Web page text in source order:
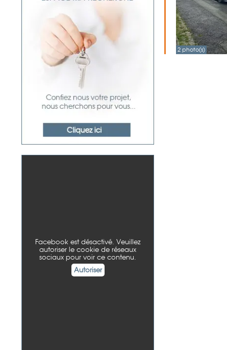
Facebook est désactivé. Veuillez
autoriser le cookie de réseaux
sociaux pour voir ce contenu.
Autoriser
2 photo(s)